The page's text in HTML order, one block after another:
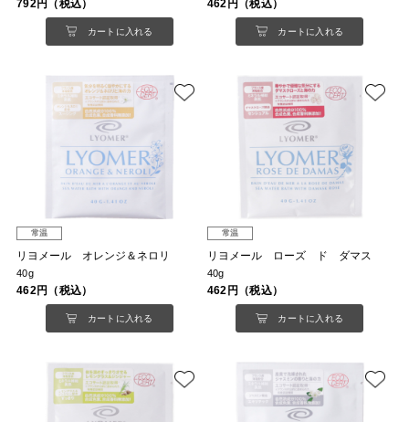
792円（税込）
カートに入れる
462円（税込）
カートに入れる
常温
リヨメール オレンジ＆ネロリ
40g
462円（税込）
カートに入れる
常温
リヨメール ローズ ド ダマス
40g
462円（税込）
カートに入れる